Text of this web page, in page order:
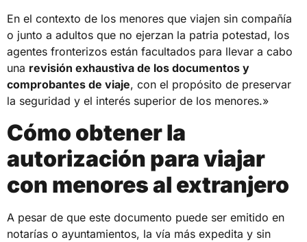
En el contexto de los menores que viajen sin compañía
o junto a adultos que no ejerzan la patria potestad, los
agentes fronterizos están facultados para llevar a cabo
una revisión exhaustiva de los documentos y
comprobantes de viaje, con el propósito de preservar
la seguridad y el interés superior de los menores.»
Cómo obtener la
autorización para viajar
con menores al extranjero
A pesar de que este documento puede ser emitido en
notarías o ayuntamientos, la vía más expedita y sin